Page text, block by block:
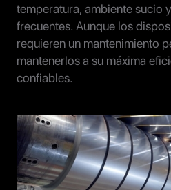
temperatura, ambiente sucio
frecuentes. Aunque los
requieren un mantenimiento
mantenerlos a su máxima
confiables.